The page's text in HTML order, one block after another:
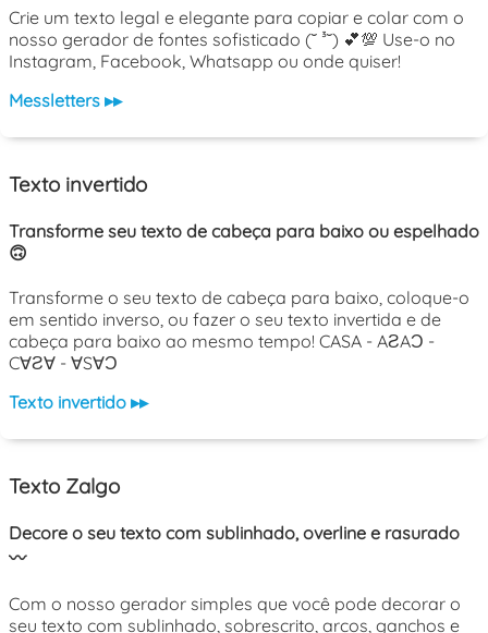
Crie um texto legal e elegante para copiar e colar com o
nosso gerador de fontes sofisticado (˘ ³˘) 💕💯 Use-o no
Instagram, Facebook, Whatsapp ou onde quiser!
Messletters ▸▸
Texto invertido
Transforme seu texto de cabeça para baixo ou espelhado
🙃
Transforme o seu texto de cabeça para baixo, coloque-o
em sentido inverso, ou fazer o seu texto invertida e de
cabeça para baixo ao mesmo tempo! CASA - AƧAƆ -
C∀Ƨ∀ - ∀S∀Ɔ
Texto invertido ▸▸
Texto Zalgo
Decore o seu texto com sublinhado, overline e rasurado
〰️
Com o nosso gerador simples que você pode decorar o
seu texto com sublinhado, sobrescrito, arcos, ganchos e